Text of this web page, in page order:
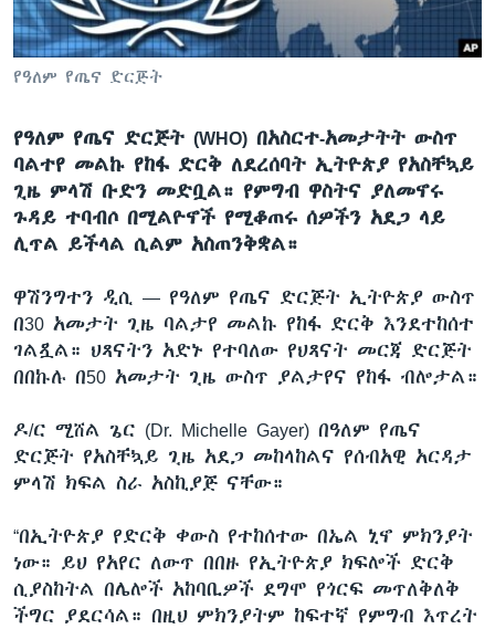
ቋንቋዎች
የዓለም የጤና ድርጅት
የዓለም የጤና ድርጅት (WHO) በአስርተ-አመታትት ውስጥ
ባልተየ መልኩ የከፋ ድርቅ ለደረሰባት ኢትዮጵያ የአስቸኳይ
ጊዜ ምላሽ ቡድን መድቧል። የምግብ ዋስትና ያለመኖሩ
ጉዳይ ተባብሶ በሚልዮኖች የሚቆጠሩ ሰዎችን አደጋ ላይ
ሊጥል ይችላል ሲልም አስጠንቅቋል።
ዋሽንግተን ዲሲ — የዓለም የጤና ድርጅት ኢትዮጵያ ውስጥ
በ30 አመታት ጊዜ ባልታየ መልኩ የከፋ ድርቅ እንደተከሰተ
ገልጿል። ህጻናትን አድኑ የተባለው የህጻናት መርጃ ድርጅት
በበኩሉ በ50 አመታት ጊዜ ውስጥ ያልታየና የከፋ ብሎታል።
ዶ/ር ሚሸል ጌር (Dr. Michelle Gayer) በዓለም የጤና
ድርጅት የአስቸኳይ ጊዜ አደጋ መከላከልና የሰብአዊ አርዳታ
ምላሽ ክፍል ስራ አስኪያጅ ናቸው።
“በኢትዮጵያ የድርቅ ቀውስ የተከሰተው በኤል ኒኖ ምክንያት
ነው። ይህ የአየር ለውጥ በበዙ የኢትዮጵያ ክፍሎች ድርቅ
ሲያስከትል በሌሎች አከባቢዎች ደግሞ የጎርፍ መጥለቅለቅ
ችግር ያደርሳል። በዚህ ምክንያትም ከፍተኛ የምግብ እጥረት